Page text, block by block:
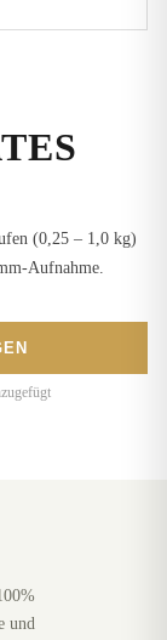
(0,25 – 1,0 kg)
Aufnahme.
und